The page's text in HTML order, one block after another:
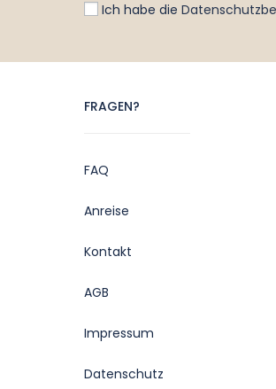
Ich habe die
FRAGEN?
FAQ
Anreise
Kontakt
AGB
Impressum
Datenschutz